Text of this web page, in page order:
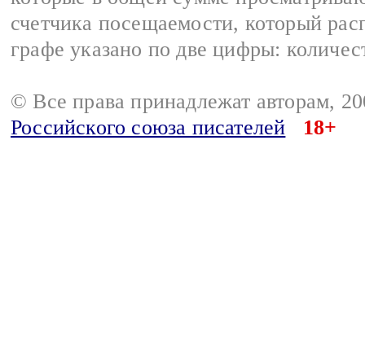
счетчика посещаемости, который
графе указано по две цифры:
© Все права принадлежат авторам,
Российского союза писателей
18+